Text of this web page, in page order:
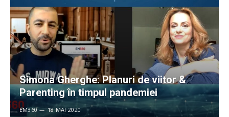
Simona Gherghe: Planuri de viitor &
Parenting în timpul pandemiei
EM360 18 MAI 2020